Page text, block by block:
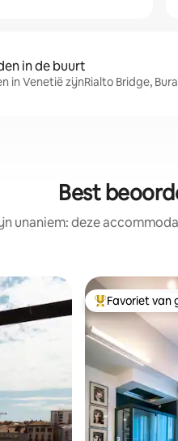
in de buurt
in Venetië zijnRialto Bridge,
Best
unaniem: deze
Topfavoriet
Favoriet van